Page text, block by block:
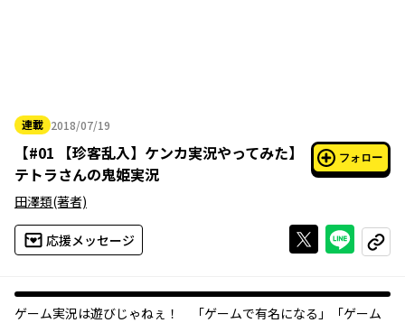
連載 2018/07/19
2018年07月19日
【#01 【珍客乱入】ケンカ実況やってみた】
テトラさんの鬼姫実況
フォロー
田澤類(著者)
応援メッセージ Xで投稿する
ライン
コピー
ゲーム実況は遊びじゃねぇ！ 「ゲームで有名になる」「ゲーム